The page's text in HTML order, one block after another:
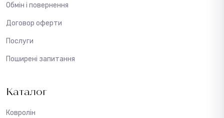
Обмін і повернення
Договор оферти
Послуги
Поширені запитання
Каталог
Ковролін